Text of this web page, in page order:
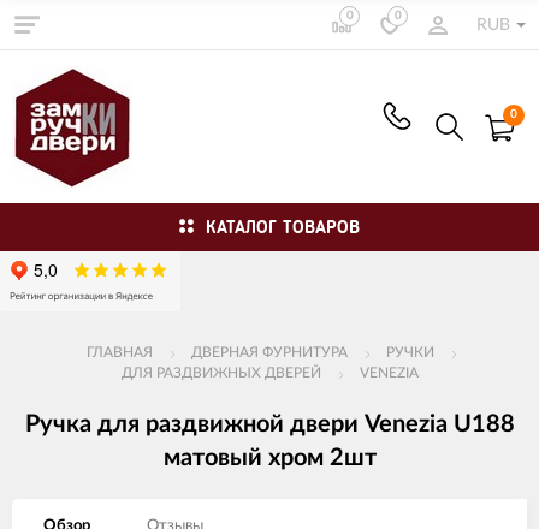
0 0
RUB
0
КАТАЛОГ ТОВАРОВ
ГЛАВНАЯ ДВЕРНАЯ ФУРНИТУРА
РУЧКИ
ДЛЯ РАЗДВИЖНЫХ ДВЕРЕЙ
VENEZIA
Ручка для раздвижной двери Venezia U188
матовый хром 2шт
Обзор Отзывы